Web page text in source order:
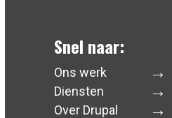
Snel naar:
Ons werk
Diensten
Over Drupal